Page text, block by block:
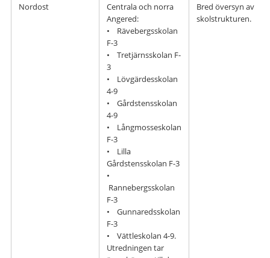
Nordost
Centrala och norra
Angered:
• Rävebergsskolan
F-3
• Tretjärnsskolan F-
3
• Lövgärdesskolan
4-9
• Gårdstensskolan
4-9
• Långmosseskolan
F-3
• Lilla
Gårdstensskolan F-3
•
Rannebergsskolan
F-3
• Gunnaredsskolan
F-3
• Vättleskolan 4-9.
Utredningen tar
Bred översyn av
skolstrukturen.